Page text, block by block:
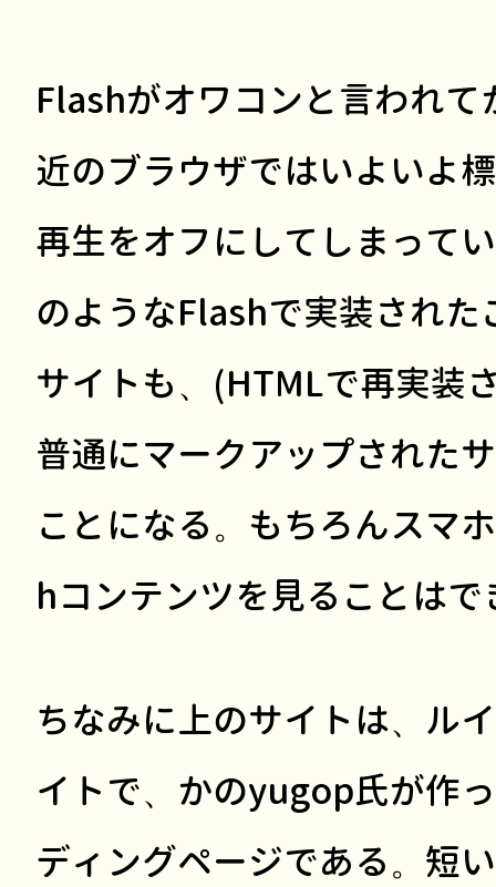
Flashがオワコンと言われて
近のブラウザではいよいよ
再生をオフにしてしまって
のようなFlashで実装された
サイトも、(HTMLで再実装
普通にマークアップされた
ことになる。もちろんスマ
hコンテンツを見ることはで
ちなみに上のサイトは、ル
イトで、かのyugop氏が作
ディングページである。短